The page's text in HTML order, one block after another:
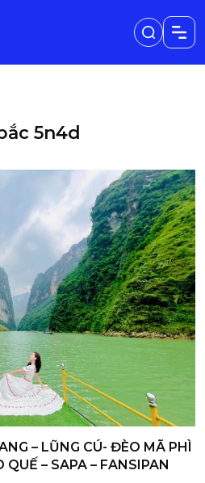
5n4d
– LŨNG CÚ- ĐÈO MÃ PHÌ
QUẾ – SAPA – FANSIPAN